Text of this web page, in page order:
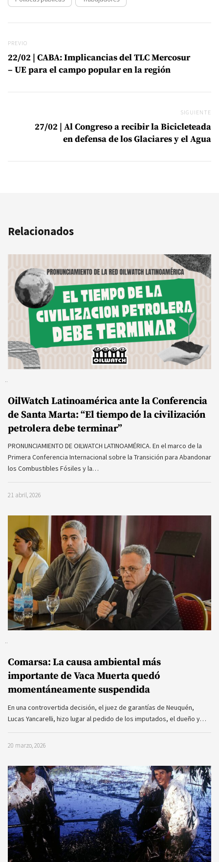
Previo
PREVIO
22/02 | CABA: Implicancias del TLC Mercosur
– UE para el campo popular en la región
SIGUIENTE
27/02 | Al Congreso a recibir la Bicicleteada
en defensa de los Glaciares y el Agua
Relacionados
OilWatch Latinoamérica ante la Conferencia
de Santa Marta: “El tiempo de la civilización
petrolera debe terminar”
PRONUNCIAMIENTO DE OILWATCH LATINOAMÉRICA. En el marco de la
Primera Conferencia Internacional sobre la Transición para Abandonar
los Combustibles Fósiles y la…
21 abril, 2026
Comarsa: La causa ambiental más
importante de Vaca Muerta quedó
momentáneamente suspendida
En una controvertida decisión, el juez de garantías de Neuquén,
Lucas Yancarelli, hizo lugar al pedido de los imputados, el dueño y…
20 marzo, 2026